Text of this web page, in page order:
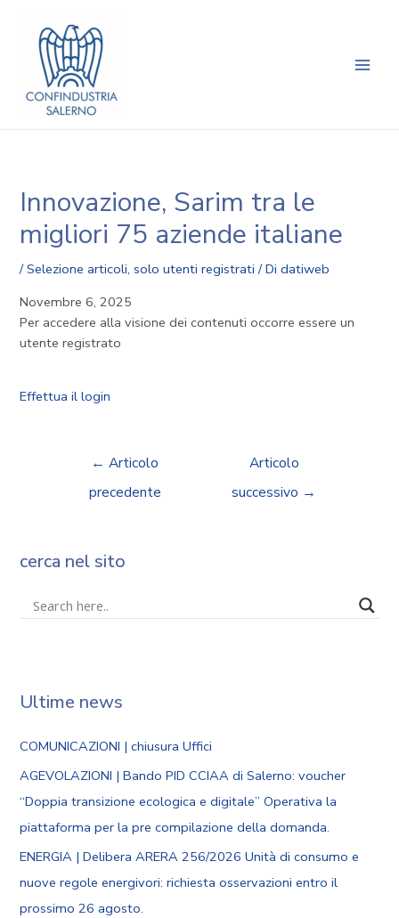
contenuto
Innovazione, Sarim tra le
migliori 75 aziende italiane
/Selezione articoli,solo utenti registrati / Didatiweb
Novembre 6, 2025
Per accedere alla visione dei contenuti occorre essere un
utente registrato
Effettua il login
articoli
← Articolo
precedente
Articolo
successivo →
cerca nel sito
Ultime news
COMUNICAZIONI | chiusura Uffici
AGEVOLAZIONI | Bando PID CCIAA di Salerno: voucher
“Doppia transizione ecologica e digitale” Operativa la
piattaforma per la pre compilazione della domanda.
ENERGIA | Delibera ARERA 256/2026 Unità di consumo e
nuove regole energivori: richiesta osservazioni entro il
prossimo 26 agosto.